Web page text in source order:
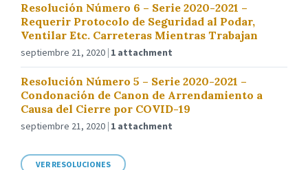
Resolución Número 6 – Serie 2020-2021 –
Requerir Protocolo de Seguridad al Podar,
Ventilar Etc. Carreteras Mientras Trabajan
septiembre 21, 2020 1 attachment
Resolución Número 5 – Serie 2020-2021 –
Condonación de Canon de Arrendamiento a
Causa del Cierre por COVID-19
septiembre 21, 2020 1 attachment
VER RESOLUCIONES